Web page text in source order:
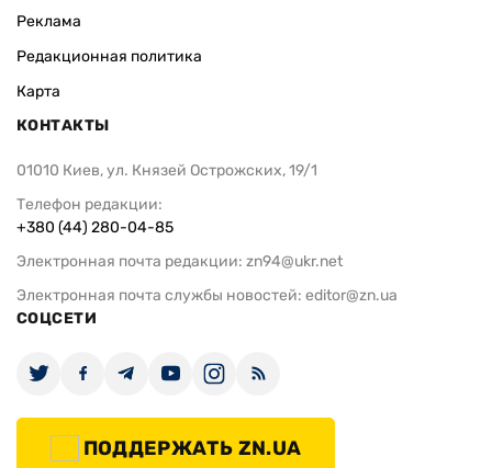
Реклама
Редакционная политика
Карта
КОНТАКТЫ
01010 Киев, ул. Князей Острожских, 19/1
Телефон редакции:
+380 (44) 280-04-85
Электронная почта редакции: zn94@ukr.net
Электронная почта службы новостей: editor@zn.ua
СОЦСЕТИ
ПОДДЕРЖАТЬ ZN.UA